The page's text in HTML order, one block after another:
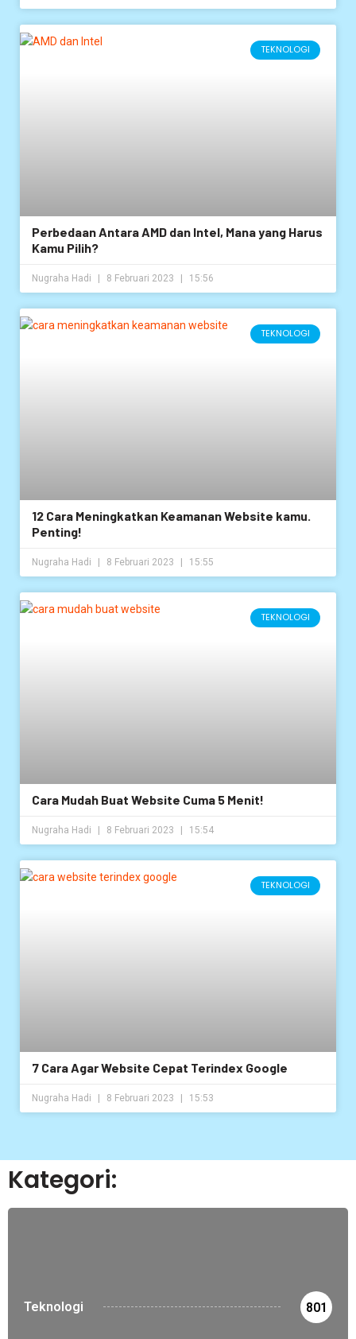
TEKNOLOGI
Perbedaan Antara AMD dan Intel, Mana yang Harus
Kamu Pilih?
Nugraha Hadi 8 Februari 2023 15:56
TEKNOLOGI
12 Cara Meningkatkan Keamanan Website kamu.
Penting!
Nugraha Hadi 8 Februari 2023 15:55
TEKNOLOGI
Cara Mudah Buat Website Cuma 5 Menit!
Nugraha Hadi 8 Februari 2023 15:54
TEKNOLOGI
7 Cara Agar Website Cepat Terindex Google
Nugraha Hadi 8 Februari 2023 15:53
Kategori:
Teknologi 801